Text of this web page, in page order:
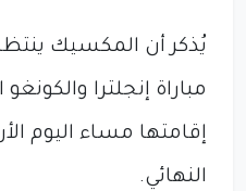
يُذكر أن المكسيك
مباراة إنجلترا
إقامتها مساء اليوم
النهائي.